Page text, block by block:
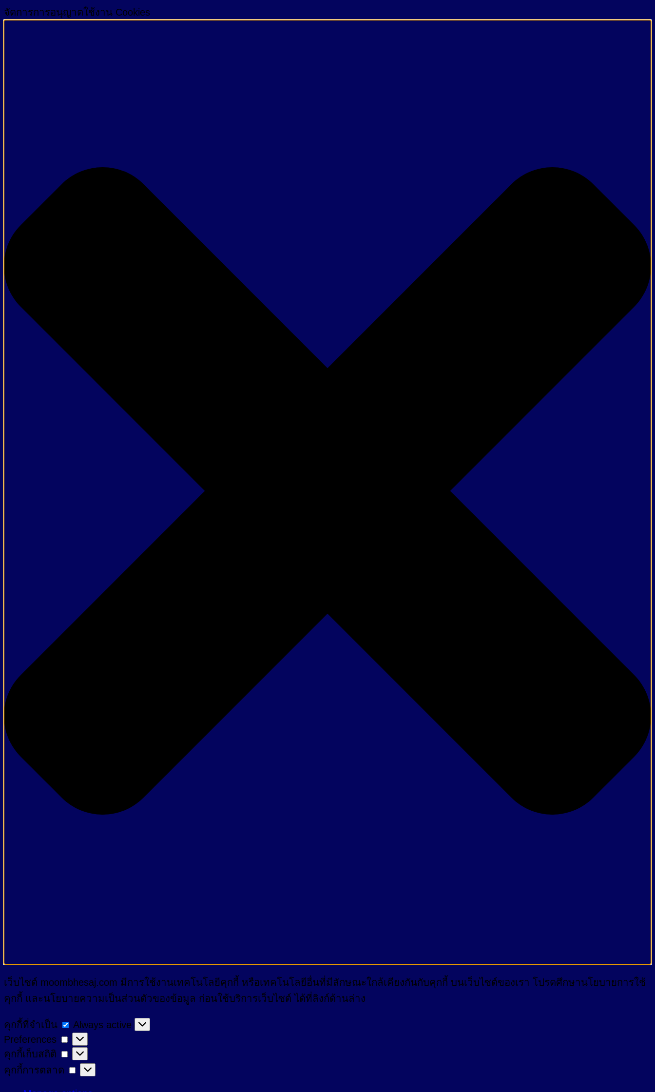
จัดการการอนุญาตใช้งาน Cookies
เว็บไซต์ moombhesaj.com มีการใช้งานเทคโนโลยีคุกกี้ หรือเทคโนโลยีอื่นที่มีลักษณะใกล้เคียงกันกับคุกกี้ บนเว็บไซต์ของเรา โปรดศึกษานโยบายการใช้
คุกกี้ และนโยบายความเป็นส่วนตัวของข้อมูล ก่อนใช้บริการเว็บไซต์ ได้ที่ลิงก์ด้านล่าง
คุกกี้ที่จำเป็น
คุกกี้
ที่
จำเป็น
Always active
Preferences
Preferences
คุกกี้เก็บสถิติ
คุกกี้
เก็บ
คุกกี้การตลาด
คุกกี้